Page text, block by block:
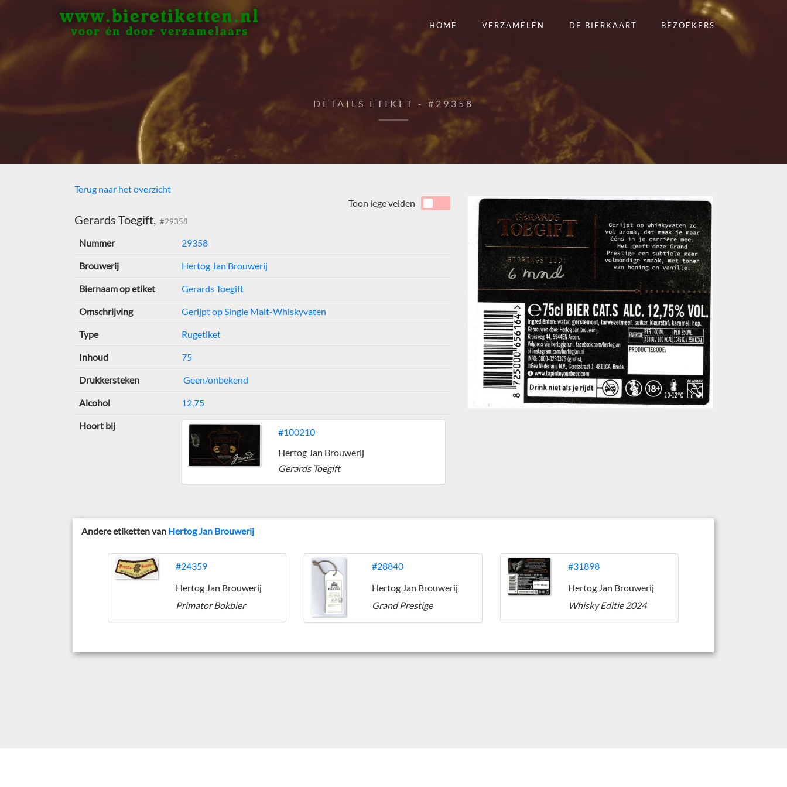
www.bieretiketten.nl
voor én door verzamelaars
HOME VERZAMELEN DE BIERKAART BEZOEKERS
DETAILS ETIKET - #29358
Terug naar het overzicht
Gerards Toegift, #29358
Toon lege velden
Nummer 29358
Brouwerij Hertog Jan Brouwerij
Biernaam op etiket Gerards Toegift
Omschrijving Gerijpt op Single Malt-Whiskyvaten
Type Rugetiket
Inhoud 75
Drukkersteken Geen/onbekend
Alcohol 12,75
Hoort bij
#100210
Hertog Jan Brouwerij
Gerards Toegift
Andere etiketten van Hertog Jan Brouwerij
#24359
Hertog Jan Brouwerij
Primator Bokbier
#28840
Hertog Jan Brouwerij
Grand Prestige
#31898
Hertog Jan Brouwerij
Whisky Editie 2024